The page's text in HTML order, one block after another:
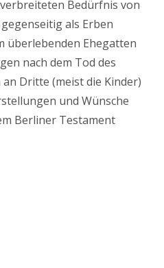
Bedürfnis von
als Erben
überlebenden Ehegatten
nach dem Tod des
Dritte (meist die Kinder)
und Wünsche
Berliner Testament